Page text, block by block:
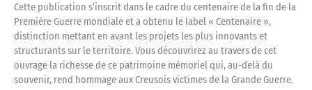
Cette publication s’inscrit dans le cadre du centenaire de la fin de la
Première Guerre mondiale et a obtenu le label « Centenaire »,
distinction mettant en avant les projets les plus innovants et
structurants sur le territoire. Vous découvrirez au travers de cet
ouvrage la richesse de ce patrimoine mémoriel qui, au-delà du
souvenir, rend hommage aux Creusois victimes de la Grande Guerre.